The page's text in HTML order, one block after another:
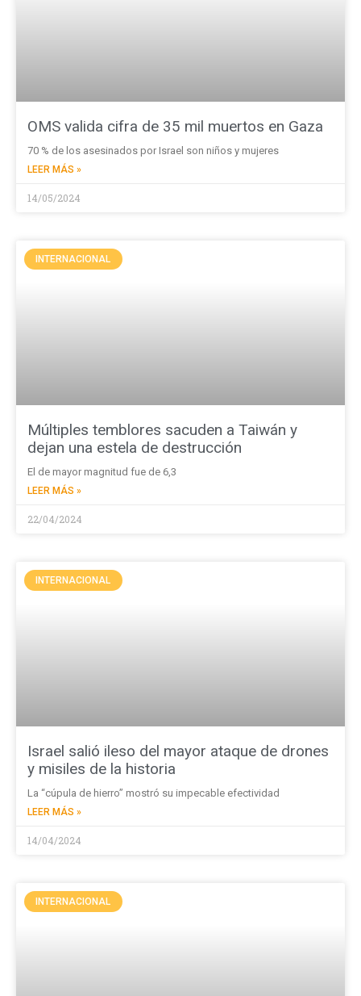
OMS valida cifra de 35 mil muertos en Gaza
70 % de los asesinados por Israel son niños y mujeres
LEER MÁS »
14/05/2024
INTERNACIONAL
Múltiples temblores sacuden a Taiwán y
dejan una estela de destrucción
El de mayor magnitud fue de 6,3
LEER MÁS »
22/04/2024
INTERNACIONAL
Israel salió ileso del mayor ataque de drones
y misiles de la historia
La “cúpula de hierro” mostró su impecable efectividad
LEER MÁS »
14/04/2024
INTERNACIONAL